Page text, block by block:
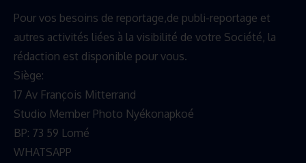
Pour vos besoins de reportage,de publi-reportage et
autres activités liées à la visibilité de votre Société, la
rédaction est disponible pour vous.
Siège:
17 Av François Mitterrand
Studio Member Photo Nyékonapkoé
BP: 73 59 Lomé
WHATSAPP ‪